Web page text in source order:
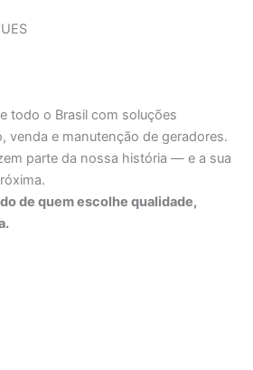
todo o Brasil com soluções
venda e manutenção de geradores.
parte da nossa história — e a sua
de quem escolhe qualidade,